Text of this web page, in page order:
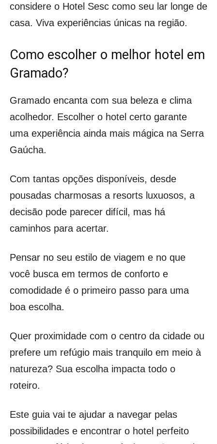
considere o Hotel Sesc como seu lar longe de
casa. Viva experiências únicas na região.
Como escolher o melhor hotel em
Gramado?
Gramado encanta com sua beleza e clima
acolhedor. Escolher o hotel certo garante
uma experiência ainda mais mágica na Serra
Gaúcha.
Com tantas opções disponíveis, desde
pousadas charmosas a resorts luxuosos, a
decisão pode parecer difícil, mas há
caminhos para acertar.
Pensar no seu estilo de viagem e no que
você busca em termos de conforto e
comodidade é o primeiro passo para uma
boa escolha.
Quer proximidade com o centro da cidade ou
prefere um refúgio mais tranquilo em meio à
natureza? Sua escolha impacta todo o
roteiro.
Este guia vai te ajudar a navegar pelas
possibilidades e encontrar o hotel perfeito